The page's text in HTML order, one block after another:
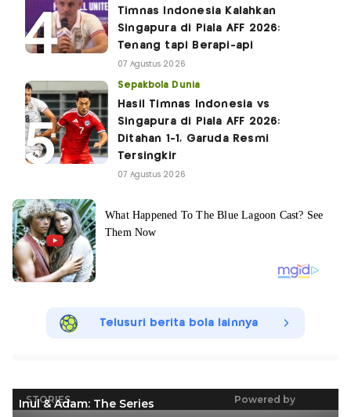
Timnas Indonesia Kalahkan
Singapura di Piala AFF 2026:
Tenang tapi Berapi-api
07 Agustus 2026
Sepakbola Dunia
Hasil Timnas Indonesia vs
Singapura di Piala AFF 2026:
Ditahan 1-1, Garuda Resmi
Tersingkir
07 Agustus 2026
Telusuri berita bola lainnya